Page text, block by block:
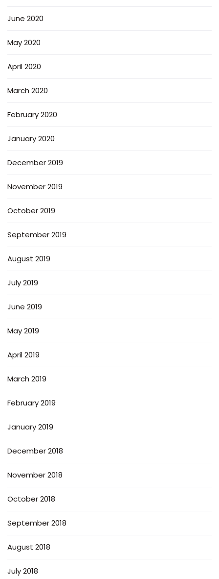
June 2020
May 2020
April 2020
March 2020
February 2020
January 2020
December 2019
November 2019
October 2019
September 2019
August 2019
July 2019
June 2019
May 2019
April 2019
March 2019
February 2019
January 2019
December 2018
November 2018
October 2018
September 2018
August 2018
July 2018